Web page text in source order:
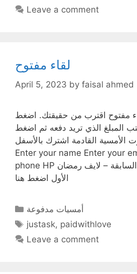
Leave a comment
لقاء مفتوح
April 5, 2023 by faisal ahmed
مفتوح اقترب من حقيقتك. اضغط
المبلغ الذي تريد دفعه ثم اضغط
الأمسية القادمة اشترك بالأسفل
Enter your name Enter your
phone HP لمشاهدة الأمسية السابقة – لايف رمضان
الأول اضغط هنا
Categories
أمسيات مدفوعة
Tags
justask, paidwithlove
Leave a comment